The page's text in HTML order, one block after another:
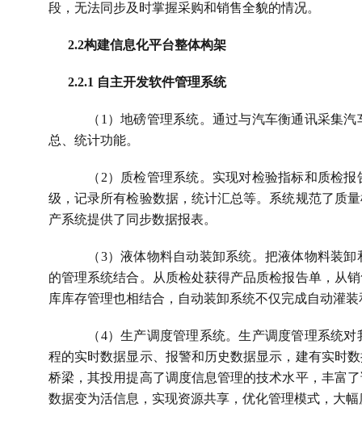
段，无法同步及时掌握采购和销售全貌的情况。
2.2构建信息化平台整体构架
2.2.1 自主开发软件管理系统
（ 1 ）地磅管理系统。通过与汽车衡通讯采集
总、统计功能。
（ 2）质检管理系统。实现对检验指标和质检
级，记录所有检验数据，统计汇总等。系统规范了质
产系统提供了同步数据报表。
（3）液体物料自动装卸系统。把液体物料装
的管理系统结合。从质检处获得产品质检报告单，从
库库存管理也相结合，自动装卸系统不仅完成自动灌
（4）生产调度管理系统。生产调度管理系统对
程的实时数据显示、报警和历史数据显示，建有实时
桥梁，其投用提高了调度信息管理的技术水平，丰富
数据变为活信息，实现资源共享，优化管理模式，大